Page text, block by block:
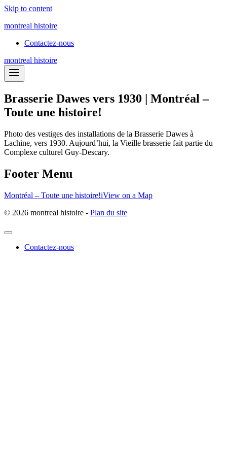
Skip to content
montreal histoire
Contactez-nous
montreal histoire
Brasserie Dawes vers 1930 | Montréal –
Toute une histoire!
Photo des vestiges des installations de la Brasserie Dawes à
Lachine, vers 1930. Aujourd’hui, la Vieille brasserie fait partie du
Complexe culturel Guy-Descary.
Footer Menu
Montréal – Toute une histoire!iView on a Map
© 2026 montreal histoire - Plan du site
Contactez-nous